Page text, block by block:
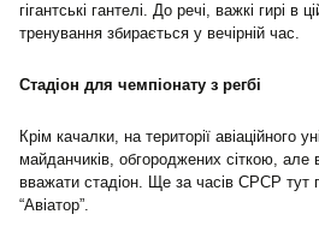
гігантські гантелі. До речі, важкі гирі
тренування збирається у вечірній час.
Стадіон для чемпіонату з регбі
Крім качалки, на території авіаційного
майданчиків, обгороджених сіткою,
вважати стадіон. Ще за часів СРСР тут
“Авіатор”.